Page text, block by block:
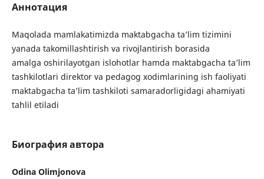
Аннотация
Maqolada mamlakatimizda maktabgacha ta’lim tizimini
yanada takomillashtirish va rivojlantirish borasida
amalga oshirilayotgan islohotlar hamda maktabgacha ta’lim
tashkilotlari direktor va pedagog xodimlarining ish faoliyati
maktabgacha ta’lim tashkiloti samaradorligidagi ahamiyati
tahlil etiladi
Биография автора
Odina Olimjonova